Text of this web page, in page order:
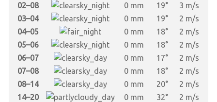
02–08
0 mm 19°
3 m/s
03–04
0 mm 19°
2 m/s
04–05
0 mm 18°
2 m/s
05–06
0 mm 18°
2 m/s
06–07
0 mm 17°
2 m/s
07–08
0 mm 18°
2 m/s
08–14
0 mm 20°
2 m/s
14–20
0 mm 32°
2 m/s